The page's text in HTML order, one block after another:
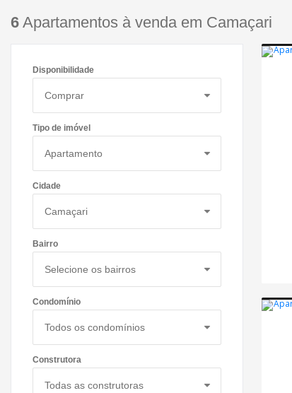
6 Apartamentos à venda em Camaçari
Disponibilidade
Tipo de imóvel
Cidade
Bairro
Condomínio
Construtora